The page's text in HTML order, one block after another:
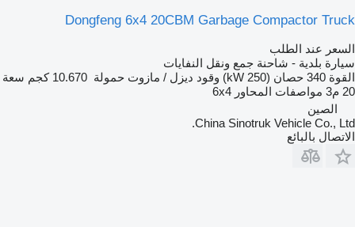
Dongfeng 6x4 20CBM Garbage Compactor Truck
السعر عند الطلب
سيارة بلدية - شاحنة جمع ونقل النفايات
القوة 340 حصان (250 kW) وقود ديزل / مازوت حمولة 10.670 كجم
سعة
20 م3
مواصفات المحاور 6x4
الصين
China Sinotruk Vehicle Co., Ltd.
الاتصال بالبائع